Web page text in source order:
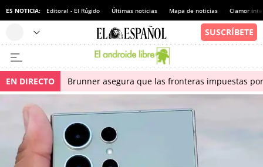
ES NOTICIA: Editoral - El Rúgido Últimas noticias Mapa de noticias Clamor
EN DIRECTO Brunner asegura que las fronteras impuestas